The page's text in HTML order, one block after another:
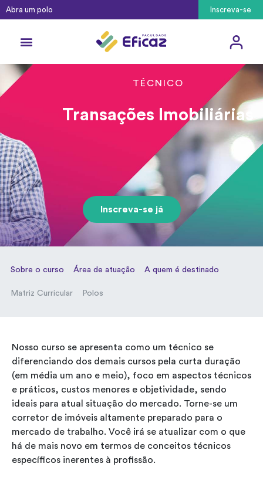
Abra um polo Inscreva-se
TÉCNICO
Transações Imobiliárias
Inscreva-se já
Sobre o curso Área de atuação A quem é destinado
Matriz Curricular Polos
Nosso curso se apresenta como um técnico se
diferenciando dos demais cursos pela curta duração
(em média um ano e meio), foco em aspectos técnicos
e práticos, custos menores e objetividade, sendo
ideais para atual situação do mercado. Torne-se um
corretor de imóveis altamente preparado para o
mercado de trabalho. Você irá se atualizar com o que
há de mais novo em termos de conceitos técnicos
específicos inerentes à profissão.